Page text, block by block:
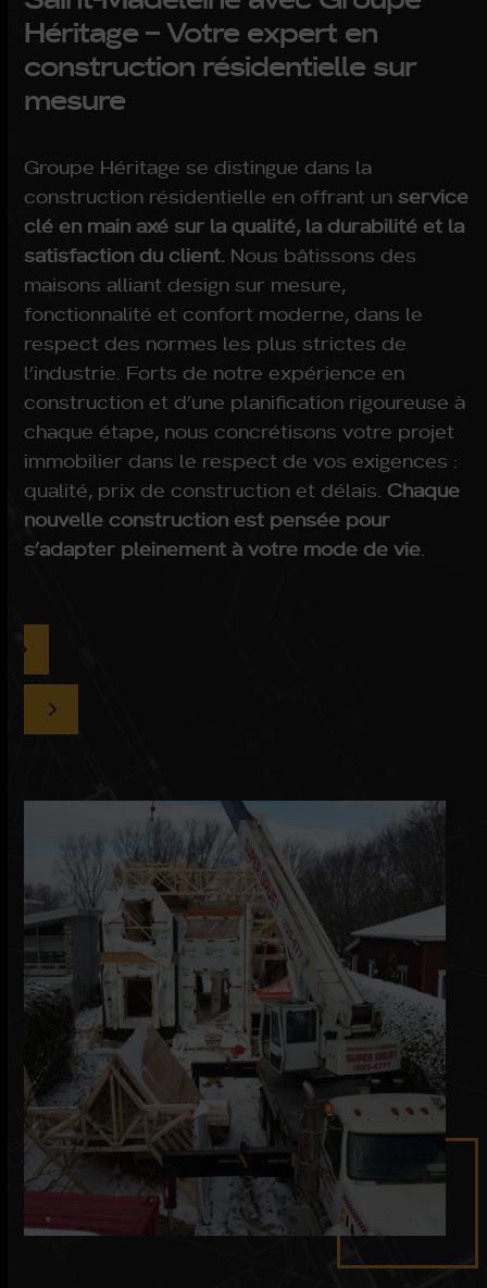
Héritage – Votre expert en
construction résidentielle sur
mesure
Groupe Héritage se distingue dans la
construction résidentielle en offrant un service
clé en main axé sur la qualité, la durabilité et la
satisfaction du client. Nous bâtissons des
maisons alliant design sur mesure,
fonctionnalité et confort moderne, dans le
respect des normes les plus strictes de
l’industrie. Forts de notre expérience en
construction et d’une planification rigoureuse à
chaque étape, nous concrétisons votre projet
immobilier dans le respect de vos exigences :
qualité, prix de construction et délais. Chaque
nouvelle construction est pensée pour
s’adapter pleinement à votre mode de vie.